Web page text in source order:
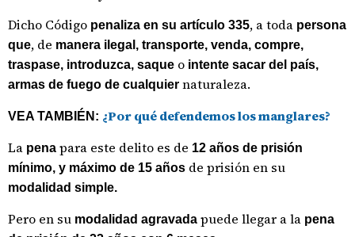
Dicho Código penaliza en su artículo 335, a toda persona
que, de manera ilegal, transporte, venda, compre,
traspase, introduzca, saque o intente sacar del país,
armas de fuego de cualquier naturaleza.
VEA TAMBIÉN: ¿Por qué defendemos los manglares?
La pena para este delito es de 12 años de prisión
mínimo, y máximo de 15 años de prisión en su
modalidad simple.
Pero en su modalidad agravada puede llegar a la pena